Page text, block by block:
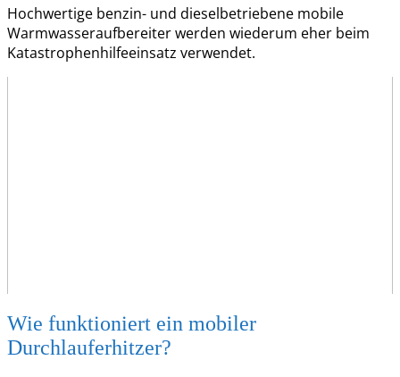
Hochwertige benzin- und dieselbetriebene mobile
Warmwasseraufbereiter werden wiederum eher beim
Katastrophenhilfeeinsatz verwendet.
Wie funktioniert ein mobiler
Durchlauferhitzer?